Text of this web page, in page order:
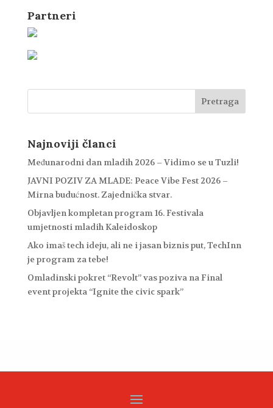
Partneri
Najnoviji članci
Međunarodni dan mladih 2026 – Vidimo se u Tuzli!
JAVNI POZIV ZA MLADE: Peace Vibe Fest 2026 –
Mirna budućnost. Zajednička stvar.
Objavljen kompletan program 16. Festivala
umjetnosti mladih Kaleidoskop
Ako imaš tech ideju, ali ne i jasan biznis put, TechInn
je program za tebe!
Omladinski pokret “Revolt” vas poziva na Final
event projekta “Ignite the civic spark”